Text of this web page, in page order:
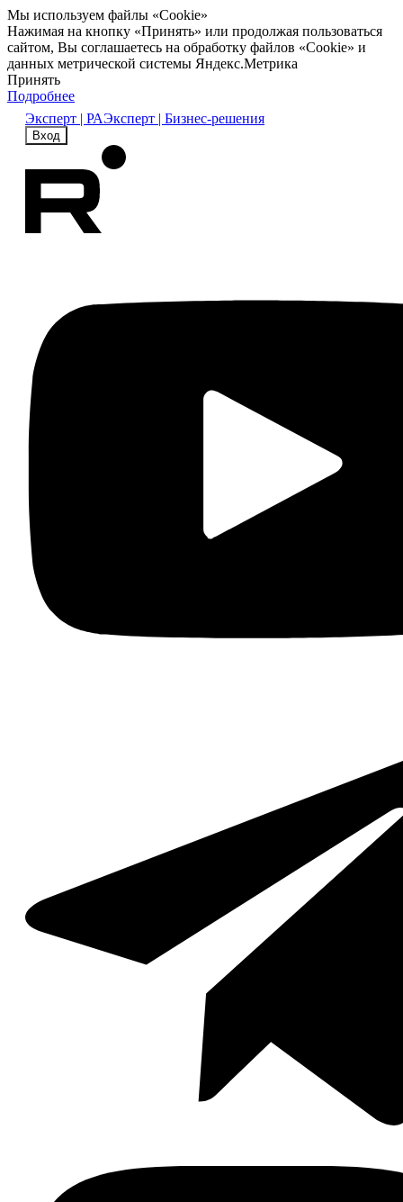
Мы используем файлы «Cookie»
Нажимая на кнопку «Принять» или продолжая пользоваться
сайтом, Вы соглашаетесь на обработку файлов «Cookie» и
данных метрической системы Яндекс.Метрика
Принять
Подробнее
Эксперт | РАЭксперт | Бизнес-решения
Вход